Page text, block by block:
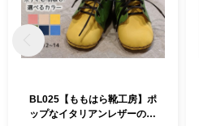
BL025【ももはら靴工房】ポ
ップなイタリアンレザーのベ